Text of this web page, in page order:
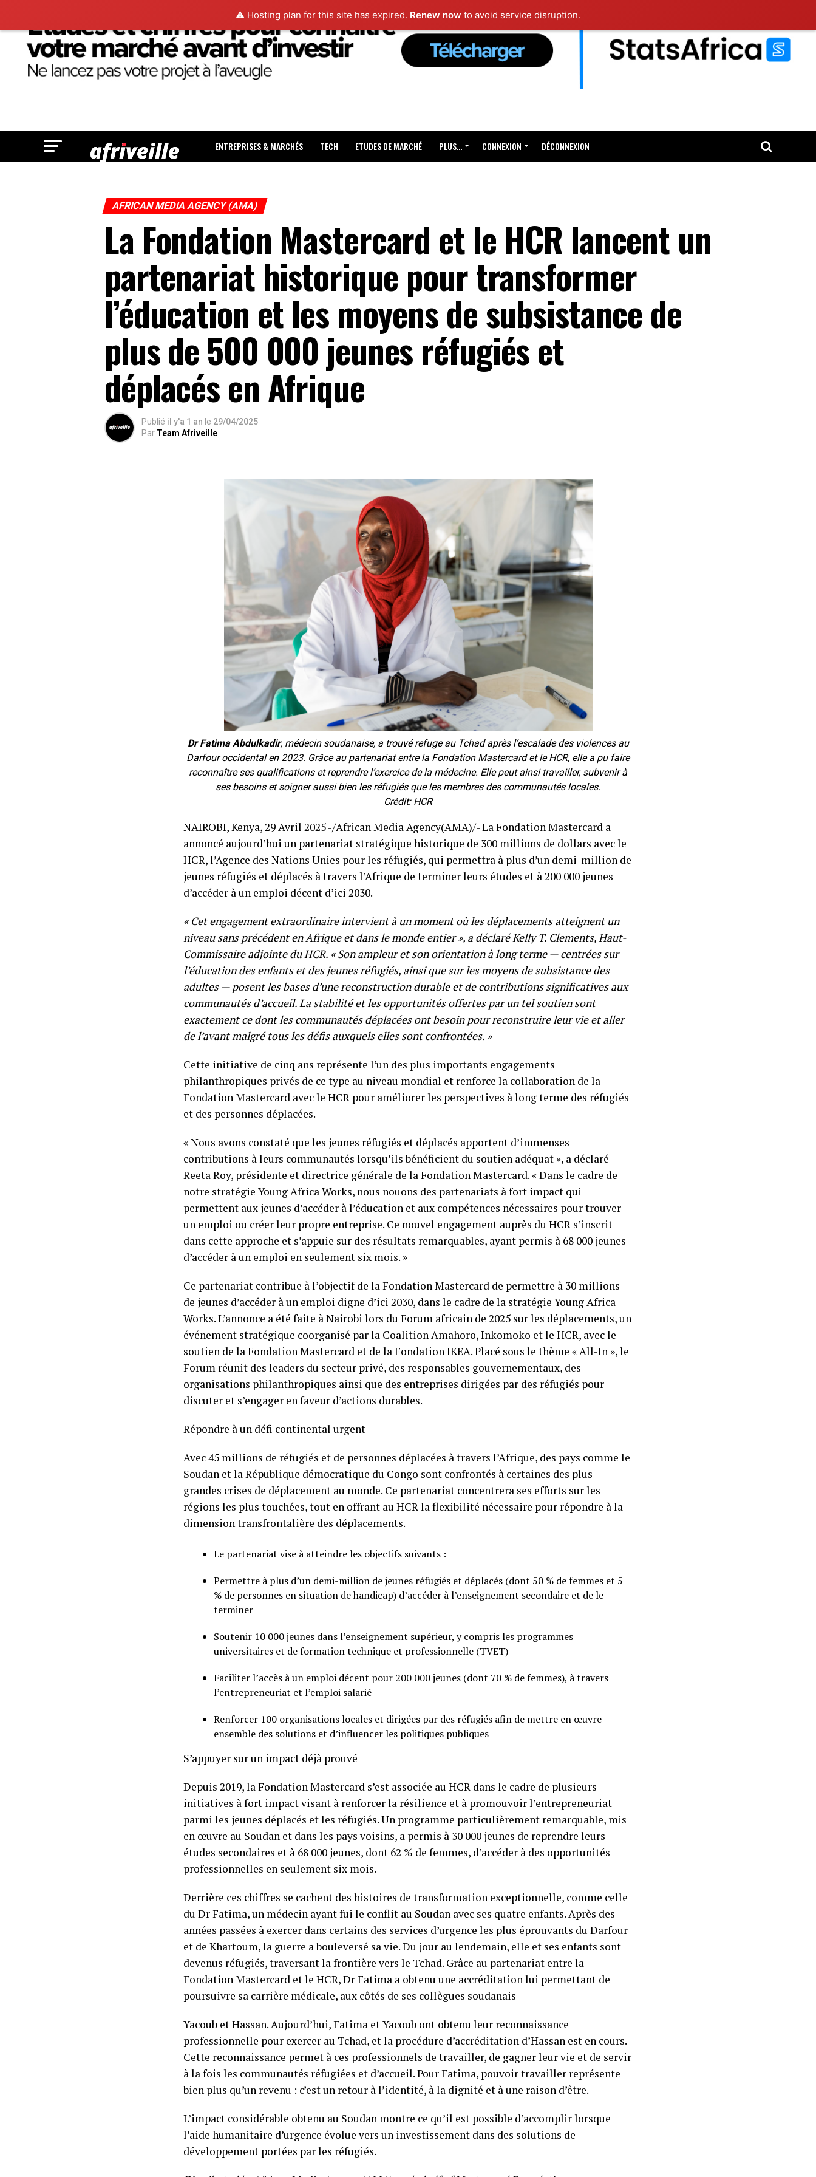
⚠️ Hosting plan for this site has expired. Renew now to avoid service disruption.
ENTREPRISES & MARCHÉS TECH ETUDES DE MARCHÉ PLUS… CONNEXION DÉCONNEXION
AFRICAN MEDIA AGENCY (AMA)
La Fondation Mastercard et le HCR lancent un
partenariat historique pour transformer
l’éducation et les moyens de subsistance de
plus de 500 000 jeunes réfugiés et
déplacés en Afrique
Publié il y'a 1 an le 29/04/2025
Par Team Afriveille
Dr Fatima Abdulkadir, médecin soudanaise, a trouvé refuge au Tchad après l’escalade des violences au
Darfour occidental en 2023. Grâce au partenariat entre la Fondation Mastercard et le HCR, elle a pu faire
reconnaître ses qualifications et reprendre l’exercice de la médecine. Elle peut ainsi travailler, subvenir à
ses besoins et soigner aussi bien les réfugiés que les membres des communautés locales.
Crédit: HCR
NAIROBI, Kenya, 29 Avril 2025 -/African Media Agency(AMA)/- La Fondation Mastercard a
annoncé aujourd’hui un partenariat stratégique historique de 300 millions de dollars avec le
HCR, l’Agence des Nations Unies pour les réfugiés, qui permettra à plus d’un demi-million de
jeunes réfugiés et déplacés à travers l’Afrique de terminer leurs études et à 200 000 jeunes
d’accéder à un emploi décent d’ici 2030.
« Cet engagement extraordinaire intervient à un moment où les déplacements atteignent un
niveau sans précédent en Afrique et dans le monde entier », a déclaré Kelly T. Clements, Haut-
Commissaire adjointe du HCR. « Son ampleur et son orientation à long terme — centrées sur
l’éducation des enfants et des jeunes réfugiés, ainsi que sur les moyens de subsistance des
adultes — posent les bases d’une reconstruction durable et de contributions significatives aux
communautés d’accueil. La stabilité et les opportunités offertes par un tel soutien sont
exactement ce dont les communautés déplacées ont besoin pour reconstruire leur vie et aller
de l’avant malgré tous les défis auxquels elles sont confrontées. »
Cette initiative de cinq ans représente l’un des plus importants engagements
philanthropiques privés de ce type au niveau mondial et renforce la collaboration de la
Fondation Mastercard avec le HCR pour améliorer les perspectives à long terme des réfugiés
et des personnes déplacées.
« Nous avons constaté que les jeunes réfugiés et déplacés apportent d’immenses
contributions à leurs communautés lorsqu’ils bénéficient du soutien adéquat », a déclaré
Reeta Roy, présidente et directrice générale de la Fondation Mastercard. « Dans le cadre de
notre stratégie Young Africa Works, nous nouons des partenariats à fort impact qui
permettent aux jeunes d’accéder à l’éducation et aux compétences nécessaires pour trouver
un emploi ou créer leur propre entreprise. Ce nouvel engagement auprès du HCR s’inscrit
dans cette approche et s’appuie sur des résultats remarquables, ayant permis à 68 000 jeunes
d’accéder à un emploi en seulement six mois. »
Ce partenariat contribue à l’objectif de la Fondation Mastercard de permettre à 30 millions
de jeunes d’accéder à un emploi digne d’ici 2030, dans le cadre de la stratégie Young Africa
Works. L’annonce a été faite à Nairobi lors du Forum africain de 2025 sur les déplacements, un
événement stratégique coorganisé par la Coalition Amahoro, Inkomoko et le HCR, avec le
soutien de la Fondation Mastercard et de la Fondation IKEA. Placé sous le thème « All-In », le
Forum réunit des leaders du secteur privé, des responsables gouvernementaux, des
organisations philanthropiques ainsi que des entreprises dirigées par des réfugiés pour
discuter et s’engager en faveur d’actions durables.
Répondre à un défi continental urgent
Avec 45 millions de réfugiés et de personnes déplacées à travers l’Afrique, des pays comme le
Soudan et la République démocratique du Congo sont confrontés à certaines des plus
grandes crises de déplacement au monde. Ce partenariat concentrera ses efforts sur les
régions les plus touchées, tout en offrant au HCR la flexibilité nécessaire pour répondre à la
dimension transfrontalière des déplacements.
Le partenariat vise à atteindre les objectifs suivants :
Permettre à plus d’un demi-million de jeunes réfugiés et déplacés (dont 50 % de femmes et 5
% de personnes en situation de handicap) d’accéder à l’enseignement secondaire et de le
terminer
Soutenir 10 000 jeunes dans l’enseignement supérieur, y compris les programmes
universitaires et de formation technique et professionnelle (TVET)
Faciliter l’accès à un emploi décent pour 200 000 jeunes (dont 70 % de femmes), à travers
l’entrepreneuriat et l’emploi salarié
Renforcer 100 organisations locales et dirigées par des réfugiés afin de mettre en œuvre
ensemble des solutions et d’influencer les politiques publiques
S’appuyer sur un impact déjà prouvé
Depuis 2019, la Fondation Mastercard s’est associée au HCR dans le cadre de plusieurs
initiatives à fort impact visant à renforcer la résilience et à promouvoir l’entrepreneuriat
parmi les jeunes déplacés et les réfugiés. Un programme particulièrement remarquable, mis
en œuvre au Soudan et dans les pays voisins, a permis à 30 000 jeunes de reprendre leurs
études secondaires et à 68 000 jeunes, dont 62 % de femmes, d’accéder à des opportunités
professionnelles en seulement six mois.
Derrière ces chiffres se cachent des histoires de transformation exceptionnelle, comme celle
du Dr Fatima, un médecin ayant fui le conflit au Soudan avec ses quatre enfants. Après des
années passées à exercer dans certains des services d’urgence les plus éprouvants du Darfour
et de Khartoum, la guerre a bouleversé sa vie. Du jour au lendemain, elle et ses enfants sont
devenus réfugiés, traversant la frontière vers le Tchad. Grâce au partenariat entre la
Fondation Mastercard et le HCR, Dr Fatima a obtenu une accréditation lui permettant de
poursuivre sa carrière médicale, aux côtés de ses collègues soudanais
Yacoub et Hassan. Aujourd’hui, Fatima et Yacoub ont obtenu leur reconnaissance
professionnelle pour exercer au Tchad, et la procédure d’accréditation d’Hassan est en cours.
Cette reconnaissance permet à ces professionnels de travailler, de gagner leur vie et de servir
à la fois les communautés réfugiées et d’accueil. Pour Fatima, pouvoir travailler représente
bien plus qu’un revenu : c’est un retour à l’identité, à la dignité et à une raison d’être.
L’impact considérable obtenu au Soudan montre ce qu’il est possible d’accomplir lorsque
l’aide humanitaire d’urgence évolue vers un investissement dans des solutions de
développement portées par les réfugiés.